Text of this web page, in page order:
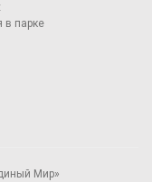
в парке
Мир»